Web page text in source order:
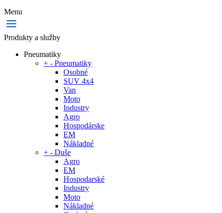
Menu
Produkty a služby
Pneumatiky
+ - Pneumatiky
Osobné
SUV 4x4
Van
Moto
Industry
Agro
Hospodárske
EM
Nákladné
+ - Duše
Agro
EM
Hospodarské
Industry
Moto
Nákladné